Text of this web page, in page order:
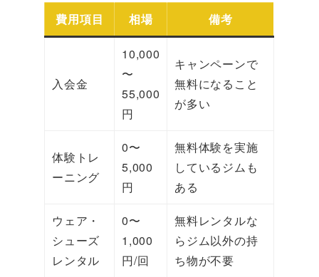
費用項目 相場 備考
入会金
10,000
〜
55,000
円
キャンペーンで
無料になること
が多い
体験トレ
ーニング
0〜
5,000
円
無料体験を実施
しているジムも
ある
ウェア・
シューズ
レンタル
0〜
1,000
円/回
無料レンタルな
らジム以外の持
ち物が不要